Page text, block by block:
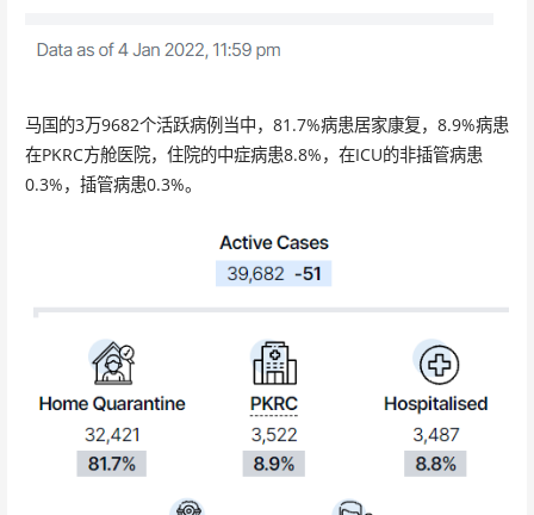
马国的3万9682个活跃病例当中，81.7%病患居家康复，8.9%病患
在PKRC方舱医院，住院的中症病患8.8%，在ICU的非插管病患
0.3%，插管病患0.3%。